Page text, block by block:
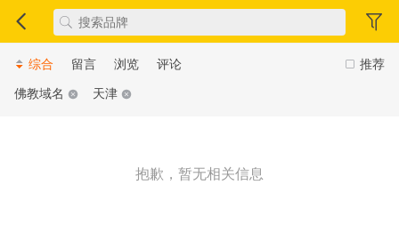
推荐
综合 留言 浏览
评论
佛教域名
天津
抱歉，暂无相关信息